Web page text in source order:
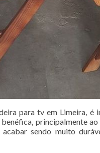
para tv em Limeira, é
principalmente
sendo muito